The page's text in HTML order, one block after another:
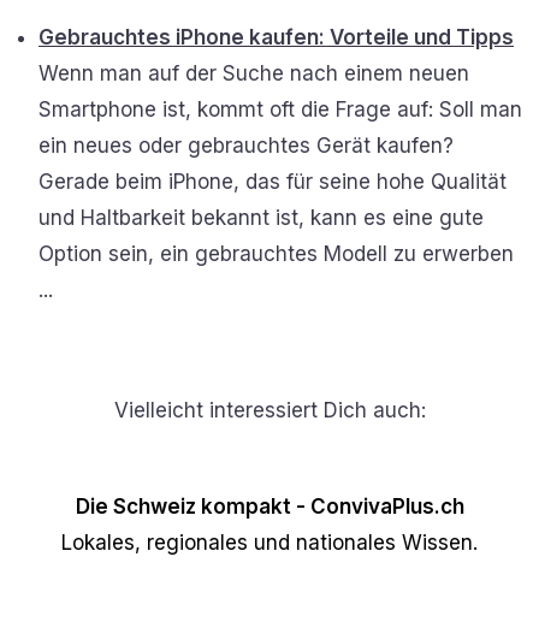
Gebrauchtes iPhone kaufen: Vorteile und Tipps
Wenn man auf der Suche nach einem neuen
Smartphone ist, kommt oft die Frage auf: Soll man
ein neues oder gebrauchtes Gerät kaufen?
Gerade beim iPhone, das für seine hohe Qualität
und Haltbarkeit bekannt ist, kann es eine gute
Option sein, ein gebrauchtes Modell zu erwerben
...
Vielleicht interessiert Dich auch:
Die Schweiz kompakt - ConvivaPlus.ch
Lokales, regionales und nationales Wissen.